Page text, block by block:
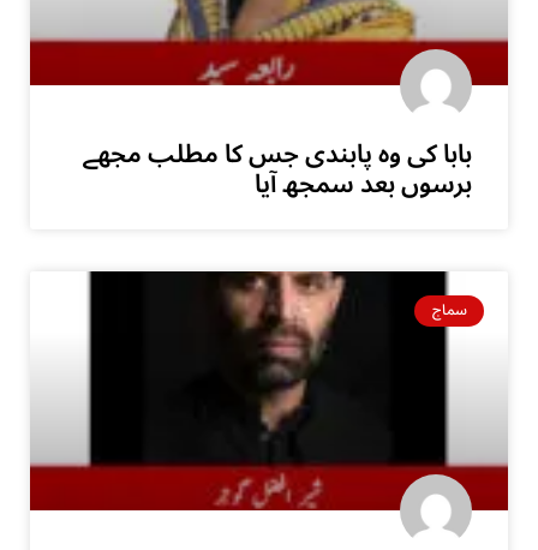
بابا کی وہ پابندی جس کا مطلب مجھے
برسوں بعد سمجھ آیا
سماج